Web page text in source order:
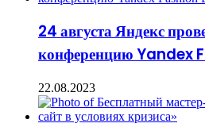
24 августа Яндекс
конференцию Yandex
22.08.2023